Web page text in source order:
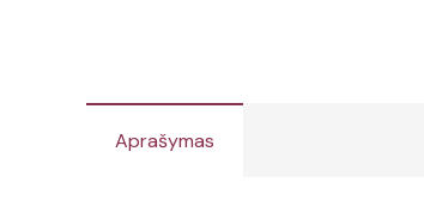
Aprašymas